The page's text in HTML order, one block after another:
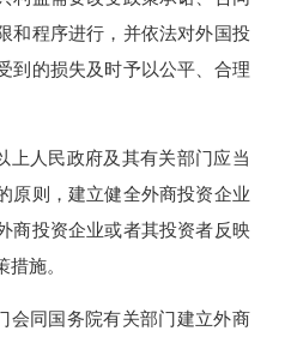
和程序进行，并依法对外国投
到的损失及时予以公平、合理
人民政府及其有关部门应当
原则，建立健全外商投资企业
商投资企业或者其投资者反映
施。
会同国务院有关部门建立外商